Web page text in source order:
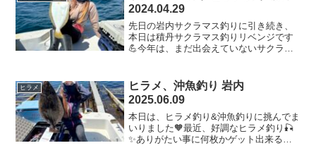
2024.04.29
先日の岩内サクラマス釣りに引き続き、
本日は積丹サクラマス釣りリベンジです
💪今年は、まだ出会えていないサクラマ
で終了したのですが、、、今日はどうに
かサクラマスを釣りたい🥹...
ヒラメ
ヒラメ、沖魚釣り 岩内
2025.06.09
本日は、ヒラメ釣り&沖魚釣りに挑んでま
いりました🧡最近、好調なヒラメ釣り🎣
✨ありがたい事に何枚かゲット出来る日